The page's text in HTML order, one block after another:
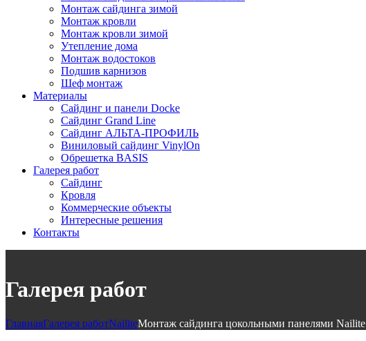
Монтаж сайдинга зимой
Монтаж кровли
Монтаж кровли зимой
Утепление дома
Монтаж водостоков
Подшив карнизов
Шеф монтаж
Материалы
Сайдинг и панели Docke
Сайдинг Grand Line
Сайдинг АЛЬТА-ПРОФИЛЬ
Виниловый сайдинг VinylOn
Обрешетка BASIS
Галерея работ
Сайдинг
Кровля
Коммерческие объекты
Интересные решения
Контакты
Галерея работ
ГлавнаяГалерея работNailiteМонтаж сайдинга цокольными панелями Nailite